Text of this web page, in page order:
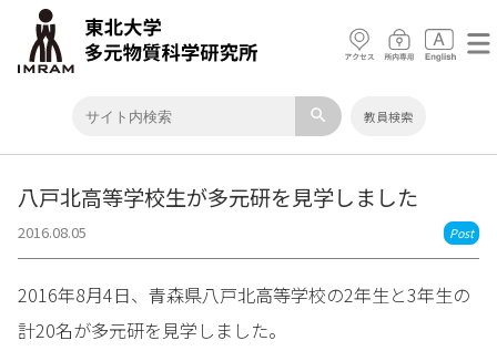
search 教員検索
八戸北高等学校生が多元研を見学しました
2016.08.05 Post
2016年8月4日、青森県八戸北高等学校の2年生と3年生の
計20名が多元研を見学しました。